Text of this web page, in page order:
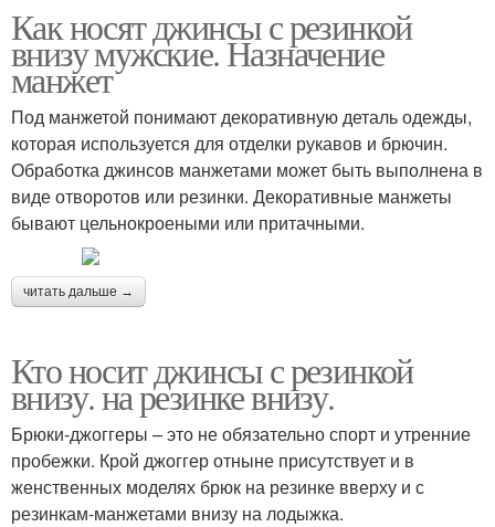
Как носят джинсы с резинкой
внизу мужские. Назначение
манжет
Под манжетой понимают декоративную деталь одежды,
которая используется для отделки рукавов и брючин.
Обработка джинсов манжетами может быть выполнена в
виде отворотов или резинки. Декоративные манжеты
бывают цельнокроеными или притачными.
читать дальше →
Кто носит джинсы с резинкой
внизу. на резинке внизу.
Брюки-джоггеры – это не обязательно спорт и утренние
пробежки. Крой джоггер отныне присутствует и в
женственных моделях брюк на резинке вверху и с
резинкам-манжетами внизу на лодыжка.